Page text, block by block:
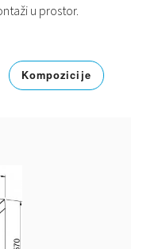
u prostor.
Kompozicije